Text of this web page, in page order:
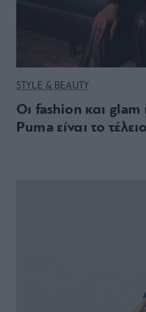
STYLE & BEAUTY
Οι fashion και glam
Puma είναι το